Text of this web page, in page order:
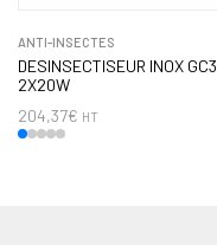
ANTI-INSECTES
DESINSECTISEUR INOX GC3
2X20W
204,37€ HT